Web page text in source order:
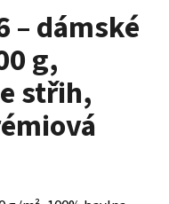
– dámské
g,
střih,